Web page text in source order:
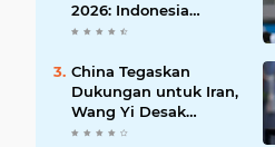
2026: Indonesia
Menang 5-1, Mitchell
Puncaki Top Skor
China Tegaskan
Dukungan untuk Iran,
Wang Yi Desak
Perdamaian Timur